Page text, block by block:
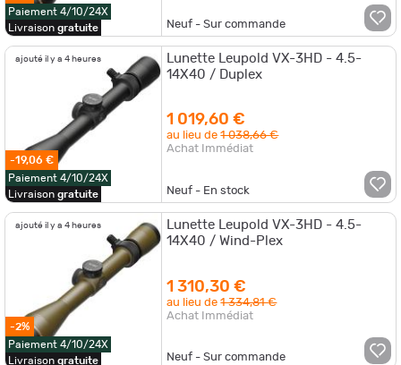
Paiement 4/10/24X
Livraison gratuite Neuf - Sur commande
ajouté il y a 4 heures
-19,06 €
Paiement 4/10/24X
Livraison gratuite
Lunette Leupold VX-3HD - 4.5-
14X40 / Duplex
1 019,60 €
au lieu de1 038,66 €
Achat Immédiat
Neuf - En stock
ajouté il y a 4 heures
-2%
Paiement 4/10/24X
Livraison gratuite
Lunette Leupold VX-3HD - 4.5-
14X40 / Wind-Plex
1 310,30 €
au lieu de1 334,81 €
Achat Immédiat
Neuf - Sur commande